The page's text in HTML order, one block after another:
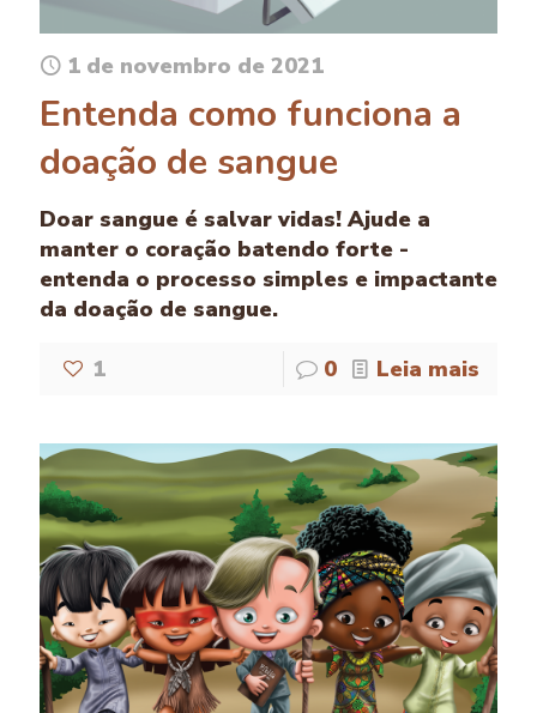
1 de novembro de 2021
Entenda como funciona a
doação de sangue
Doar sangue é salvar vidas! Ajude a
manter o coração batendo forte -
entenda o processo simples e impactante
da doação de sangue.
1 0 Leia mais